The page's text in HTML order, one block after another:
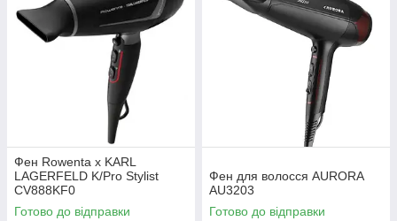
Фен Rowenta x KARL
LAGERFELD K/Pro Stylist
CV888KF0
Готово до відправки
Фен для волосся AURORA
AU3203
Готово до відправки